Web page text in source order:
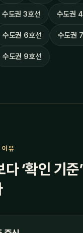
수도권 3호선 수도권
수도권 6호선 수도권
수도권 9호선
유
‘확인 기준